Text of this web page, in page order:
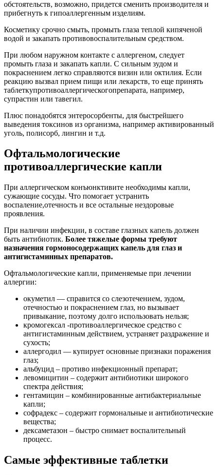
обстоятельств, возможно, придется сменить производителя и
прибегнуть к гипоаллергенным изделиям.
Косметику срочно смыть, промыть глаза теплой кипяченой
водой и закапать противовоспалительным средством.
При любом наружном контакте с аллергеном, следует
промыть глаза и закапать капли. С сильным зудом и
покраснением легко справляются визин или октилия. Если
реакцию вызвал прием пищи или лекарств, то еще принять
таблеткупротивоаллергическогопрепарата, например,
супрастин или тавегил.
Плюс понадобятся энтеросорбенты, для быстрейшего
выведения токсинов из организма, например активированный
уголь, полисорб, лингин и т.д.
Офтальмологические
противоаллергические капли
При аллергическом конъюнктивите необходимы капли,
сужающие сосуды. Что помогает устранить
воспаление,отечность и все остальные нездоровые
проявления.
При наличии инфекции, в составе глазных капель должен
быть антибиотик. Более тяжелые формы требуют
назначения гормоносодержащих капель для глаз и
антигистаминных препаратов.
Офтальмологические капли, применяемые при лечении
аллергии:
окуметил — справится со слезотечением, зудом,
отечностью и покраснением глаз, но вызывает
привыкание, поэтому долго использовать нельзя;
кромогексал -противоаллергическое средство с
антигистаминным действием, устраняет раздражение и
сухость;
аллергодил — купирует основные признаки поражения
глаз;
альбуцид – противо инфекционный препарат;
левомицитин – содержит антибиотики широкого
спектра действия;
гентамицин – комбинированные антибактериальные
капли;
софрадекс – содержит гормональные и антибиотические
вещества;
дексаметазон – быстро снимает воспалительный
процесс.
Самые эффективные таблетки